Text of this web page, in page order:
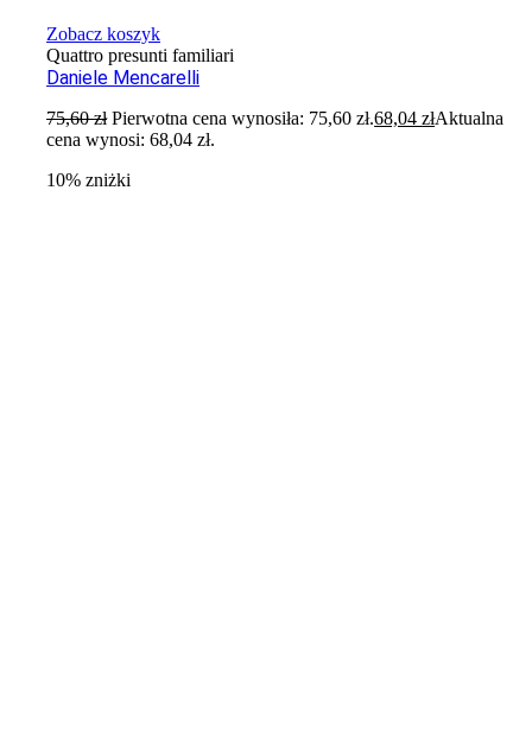
Zobacz koszyk
Quattro presunti familiari
Daniele Mencarelli
75,60zł Pierwotna cena wynosiła: 75,60 zł.68,04złAktualna
cena wynosi: 68,04 zł.
10% zniżki